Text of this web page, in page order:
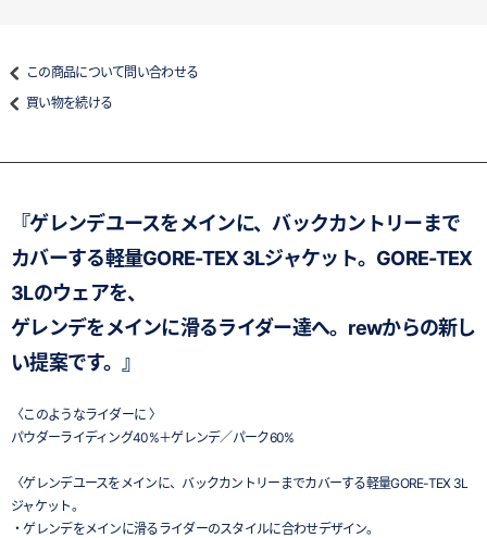
この商品について問い合わせる
買い物を続ける
『ゲレンデユースをメインに、バックカントリーまで
カバーする軽量GORE-TEX 3Lジャケット。GORE-TEX
3Lのウェアを、
ゲレンデをメインに滑るライダー達へ。rewからの新し
い提案です。』
〈このようなライダーに 〉
パウダーライディング40%＋ゲレンデ／パーク60%
〈ゲレンデユースをメインに、バックカントリーまでカバーする軽量GORE-TEX 3L
ジャケット。
・ゲレンデをメインに滑るライダーのスタイルに合わせデザイン。